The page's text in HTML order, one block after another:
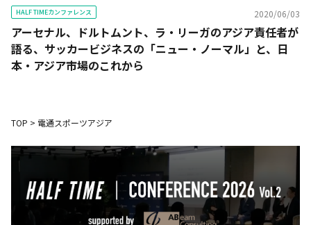
HALF TIMEカンファレンス 2020/06/03
アーセナル、ドルトムント、ラ・リーガのアジア責任者が
語る、サッカービジネスの「ニュー・ノーマル」と、日
本・アジア市場のこれから
TOP > 電通スポーツアジア